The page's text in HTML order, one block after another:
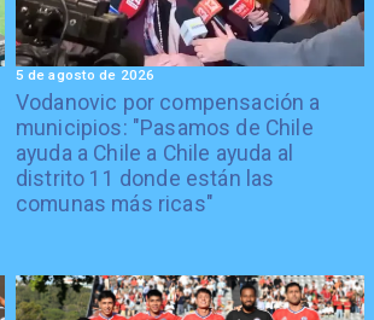
Vodanovic por compensación a
municipios: "Pasamos de Chile
ayuda a Chile a Chile ayuda al
distrito 11 donde están las
comunas más ricas"
5 de agosto de 2026